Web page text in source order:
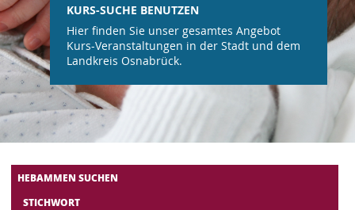
KURS-SUCHE BENUTZEN
Hier finden Sie unser gesamtes Angebot
Kurs-Veranstaltungen in der Stadt und dem
Landkreis Osnabrück.
HEBAMMEN SUCHEN
STICHWORT